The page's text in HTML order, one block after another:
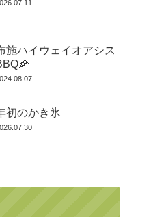
施ハイウェイオアシス
初のかき氷